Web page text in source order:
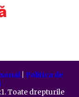
| Politica de
Toate drepturile